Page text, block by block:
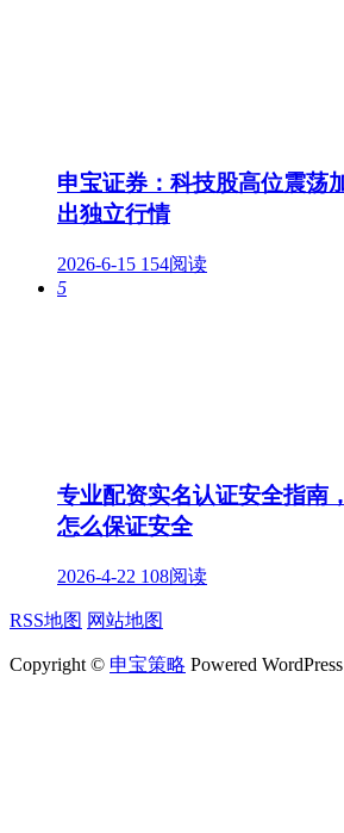
申宝证券：科技股高位震荡
出独立行情
2026-6-15 154阅读
5
专业配资实名认证安全指南
怎么保证安全
2026-4-22 108阅读
RSS地图 网站地图
Copyright © 申宝策略 Powered